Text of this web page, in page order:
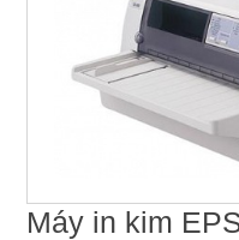
Máy in kim